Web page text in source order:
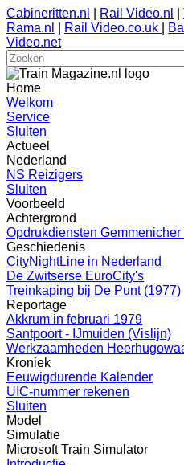
Cabineritten.nl Rail Video.nl
Rama.nl
Rail Video.co.uk
Video.net
Home
Welkom
Service
Sluiten
Actueel
Nederland
NS Reizigers
Sluiten
Voorbeeld
Achtergrond
Opdrukdiensten Gemmenicher
Geschiedenis
CityNightLine in Nederland
De Zwitserse EuroCity's
Treinkaping bij De Punt (1977)
Reportage
Akkrum in februari 1979
Santpoort - IJmuiden (Vislijn)
Werkzaamheden
Kroniek
Eeuwigdurende Kalender
UIC-nummer rekenen
Sluiten
Model
Simulatie
Microsoft Train Simulator